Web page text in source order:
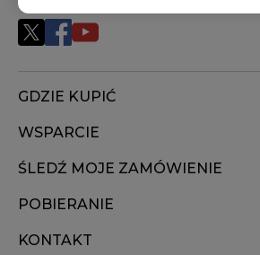
GDZIE KUPIĆ
WSPARCIE
ŚLEDŹ MOJE ZAMÓWIENIE
POBIERANIE
KONTAKT